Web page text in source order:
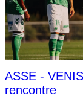
ASSE -
rencontre